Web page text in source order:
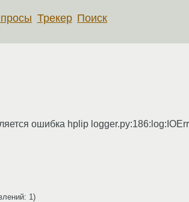
Трекер Поиск
ошибка hplip
1)